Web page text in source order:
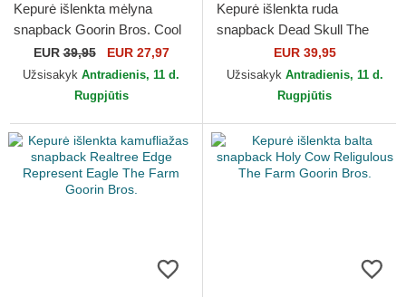
Kepurė išlenkta mėlyna
snapback Goorin Bros. Cool
Cat Luxury Moon The Farm
Blue Hat The Farm...
EUR39,95 EUR 27,97
Užsisakyk Antradienis, 11 d.
Rugpjūtis
Kepurė išlenkta ruda
snapback Dead Skull The
Farm Goorin Bros.
EUR 39,95
Užsisakyk Antradienis, 11 d.
Rugpjūtis